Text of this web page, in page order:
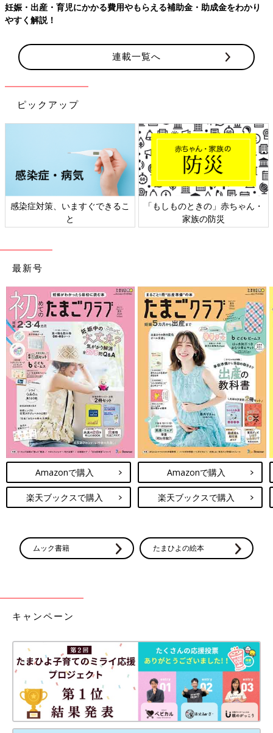
妊娠・出産・育児にかかる費用やもらえる補助金・助成金をわかり
やすく解説！
連載一覧へ
ピックアップ
感染症対策、いますぐできるこ
と
「もしものときの」赤ちゃん・
家族の防災
最新号
Amazonで購入
楽天ブックスで購入
Amazonで購入
楽天ブックスで購入
ムック書籍 たまひよの絵本
キャンペーン